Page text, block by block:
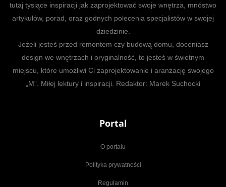
tutaj tysiące inspiracji jak zaprojektować swoje wnętrza, mnóstwo
artykułów, porad, oraz godnych polecenia specjalistów w swojej
dziedzinie.
Jeżeli jesteś przed remontem czy budową domu, doceniasz
design we wnętrzach i oryginalność, to jesteś w świetnym
miejscu, które umożliwi Ci zaprojektowanie i aranżację swojego
„M”. Miłej lektury i inspiracji. Redaktor: Marek Suchocki
Portal
O portalu
Polityka prywatności
Regulamin